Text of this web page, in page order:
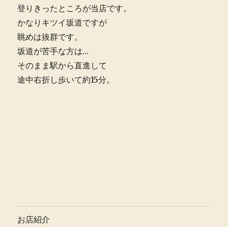
登りきったところが当店です。
かなりキツイ坂道ですが
眺めは抜群です。
坂道が苦手な方は…
そのまま駅から直進して
途中右折し歩いて約15分。
お店紹介